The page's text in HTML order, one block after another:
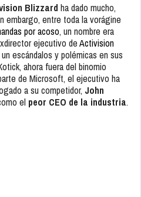
Blizzard ha dado mucho,
embargo, entre toda la vorágine
por acoso, un nombre era
ejecutivo deActivision
escándalos y polémicas en sus
ahora fuera del binomio
de Microsoft, el ejecutivo ha
a su competidor, John
el peor CEO de la industria.